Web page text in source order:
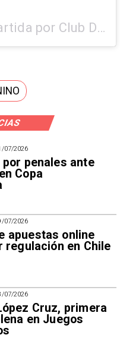
07/2026
penales ante
Copa
07/2026
apuestas online
regulación en Chile
07/2026
Cruz, primera
en Juegos
Una publicación compartida por Club Deportes Antofagasta (@clubdeportesantofagasta)